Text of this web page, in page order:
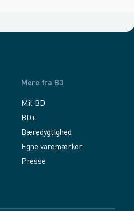
Mere fra BD
Mit BD
BD+
Bæredygtighed
Egne varemærker
Presse